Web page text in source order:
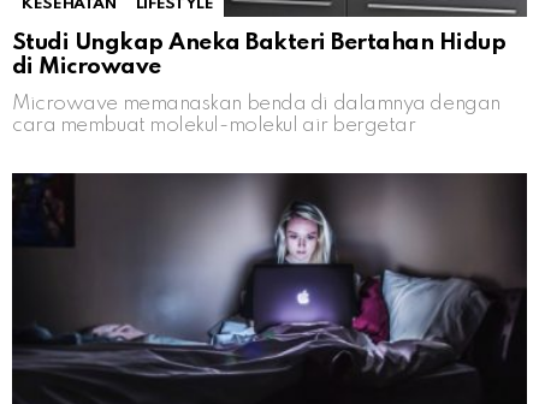
KESEHATAN LIFESTYLE
Studi Ungkap Aneka Bakteri Bertahan Hidup
di Microwave
Microwave memanaskan benda di dalamnya dengan
cara membuat molekul-molekul air bergetar